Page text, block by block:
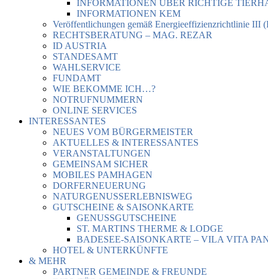
INFORMATIONEN ÜBER RICHTIGE
INFORMATIONEN KEM
Veröffentlichungen gemäß Energieeffizienzrichtlinie III
RECHTSBERATUNG – MAG. REZAR
ID AUSTRIA
STANDESAMT
WAHLSERVICE
FUNDAMT
WIE BEKOMME ICH…?
NOTRUFNUMMERN
ONLINE SERVICES
INTERESSANTES
NEUES VOM BÜRGERMEISTER
AKTUELLES & INTERESSANTES
VERANSTALTUNGEN
GEMEINSAM SICHER
MOBILES PAMHAGEN
DORFERNEUERUNG
NATURGENUSSERLEBNISWEG
GUTSCHEINE & SAISONKARTE
GENUSSGUTSCHEINE
ST. MARTINS THERME & LODGE
BADESEE-SAISONKARTE – VILA VITA
HOTEL & UNTERKÜNFTE
& MEHR
PARTNER GEMEINDE & FREUNDE